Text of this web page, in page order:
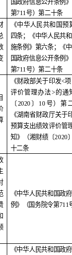
国政府信息公开条例
第711号）第二十条
《中华人民共和国预
四条；《中华人民共
施条例》第六条；《
国政府信息公开条例
第711号）第二十条
《财政部关于印发<项
评价管理办法>的通
〔 2020 〕 10 号）第
《湖南省财政厅关于
预算支出绩效评价管
知》（湘财绩〔2020
十二条
《中华人民共和国政
例》（国务院令第711
《中华人民共和国政